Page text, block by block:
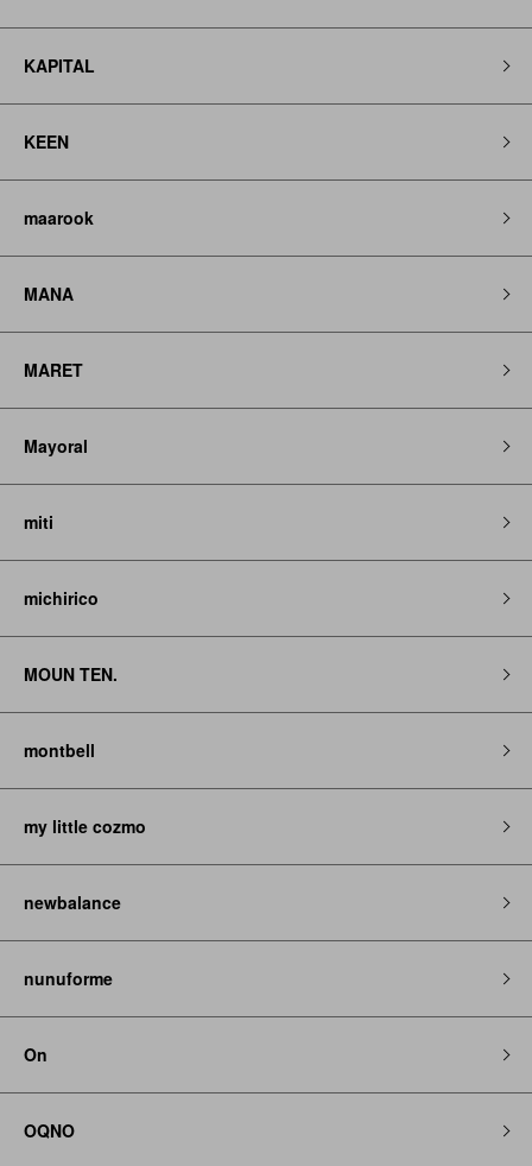
KAPITAL
KEEN
maarook
MANA
MARET
Mayoral
miti
michirico
MOUN TEN.
montbell
my little cozmo
newbalance
nunuforme
On
OQNO